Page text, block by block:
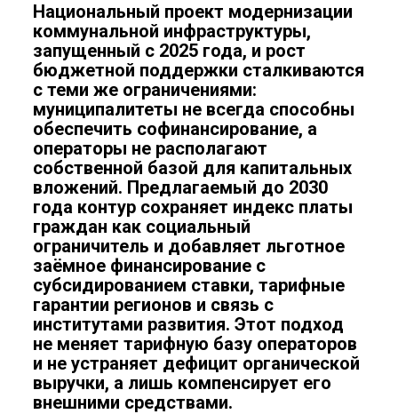
Национальный проект модернизации
коммунальной инфраструктуры,
запущенный с 2025 года, и рост
бюджетной поддержки сталкиваются
с теми же ограничениями:
муниципалитеты не всегда способны
обеспечить софинансирование, а
операторы не располагают
собственной базой для капитальных
вложений. Предлагаемый до 2030
года контур сохраняет индекс платы
граждан как социальный
ограничитель и добавляет льготное
заёмное финансирование с
субсидированием ставки, тарифные
гарантии регионов и связь с
институтами развития. Этот подход
не меняет тарифную базу операторов
и не устраняет дефицит органической
выручки, а лишь компенсирует его
внешними средствами.